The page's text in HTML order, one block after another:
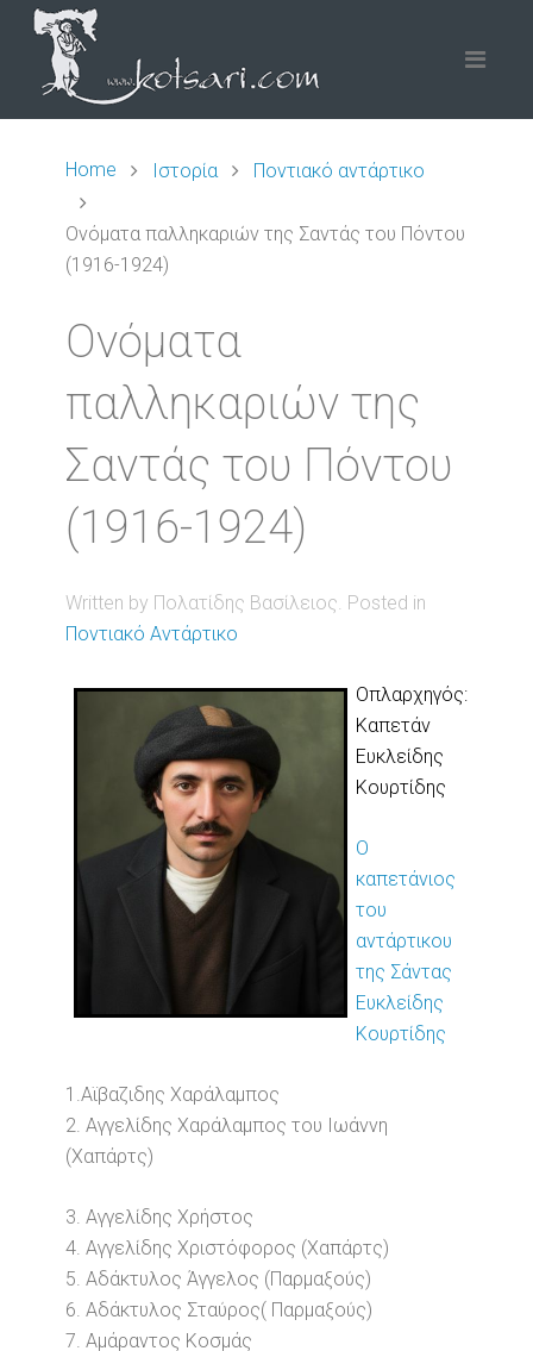
Home Ιστορία Ποντιακό αντάρτικο
Ονόματα παλληκαριών της Σαντάς του Πόντου
(1916-1924)
Ονόματα
παλληκαριών της
Σαντάς του Πόντου
(1916-1924)
Written by Πολατίδης Βασίλειος. Posted in
Ποντιακό Αντάρτικο
Οπλαρχηγός:
Καπετάν
Ευκλείδης
Κουρτίδης
Ο
καπετάνιος
του
αντάρτικου
της Σάντας
Ευκλείδης
Κουρτίδης
1.Αϊβαζιδης Χαράλαμπος
2. Αγγελίδης Χαράλαμπος του Ιωάννη
(Χαπάρτς)
3. Αγγελίδης Χρήστος
4. Αγγελίδης Χριστόφορος (Χαπάρτς)
5. Αδάκτυλος Άγγελος (Παρμαξούς)
6. Αδάκτυλος Σταύρος( Παρμαξούς)
7. Αμάραντος Κοσμάς